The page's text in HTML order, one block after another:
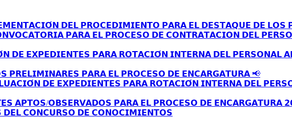
𝗗𝗘𝗟 𝗣𝗥𝗢𝗖𝗘𝗗𝗜𝗠𝗜𝗘𝗡𝗧𝗢 𝗣𝗔𝗥𝗔 𝗘𝗟 𝗗𝗘𝗦𝗧𝗔𝗤𝗨𝗘 𝗗𝗘 𝗟𝗢𝗦
𝗣𝗔𝗥𝗔 𝗘𝗟 𝗣𝗥𝗢𝗖𝗘𝗦𝗢 𝗗𝗘 𝗖𝗢𝗡𝗧𝗥𝗔𝗧𝗔𝗖𝗜𝗢𝗡 𝗗𝗘𝗟
𝗗𝗘 𝗘𝗫𝗣𝗘𝗗𝗜𝗘𝗡𝗧𝗘𝗦 𝗣𝗔𝗥𝗔 𝗥𝗢𝗧𝗔𝗖𝗜𝗢́𝗡 𝗜𝗡𝗧𝗘𝗥𝗡𝗔 𝗗𝗘𝗟 𝗣𝗘𝗥𝗦𝗢𝗡𝗔𝗟
𝗣𝗥𝗘𝗟𝗜𝗠𝗜𝗡𝗔𝗥𝗘𝗦 𝗣𝗔𝗥𝗔 𝗘𝗟 𝗣𝗥𝗢𝗖𝗘𝗦𝗢 𝗗𝗘 𝗘𝗡𝗖𝗔𝗥𝗚𝗔𝗧𝗨𝗥𝗔 📢
𝗗𝗘 𝗘𝗫𝗣𝗘𝗗𝗜𝗘𝗡𝗧𝗘𝗦 𝗣𝗔𝗥𝗔 𝗥𝗢𝗧𝗔𝗖𝗜𝗢́𝗡 𝗜𝗡𝗧𝗘𝗥𝗡𝗔 𝗗𝗘𝗟
𝗔𝗣𝗧𝗢𝗦/𝗢𝗕𝗦𝗘𝗥𝗩𝗔𝗗𝗢𝗦 𝗣𝗔𝗥𝗔 𝗘𝗟 𝗣𝗥𝗢𝗖𝗘𝗦𝗢 𝗗𝗘 𝗘𝗡𝗖𝗔𝗥𝗚𝗔𝗧𝗨𝗥𝗔
𝗗𝗘𝗟 𝗖𝗢𝗡𝗖𝗨𝗥𝗦𝗢 𝗗𝗘 𝗖𝗢𝗡𝗢𝗖𝗜𝗠𝗜𝗘𝗡𝗧𝗢𝗦